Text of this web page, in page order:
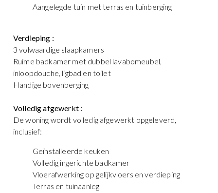
Aangelegde tuin met terras en tuinberging
Verdieping :
3 volwaardige slaapkamers
Ruime badkamer met dubbel lavabomeubel,
inloopdouche, ligbad en toilet
Handige bovenberging
Volledig afgewerkt :
De woning wordt volledig afgewerkt opgeleverd,
inclusief:
Geïnstalleerde keuken
Volledig ingerichte badkamer
Vloerafwerking op gelijkvloers en verdieping
Terras en tuinaanleg